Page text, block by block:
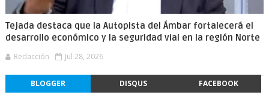
Tejada destaca que la Autopista del Ámbar fortalecerá el
desarrollo económico y la seguridad vial en la región Norte
Redacción Jul 28, 2026
BLOGGER DISQUS FACEBOOK